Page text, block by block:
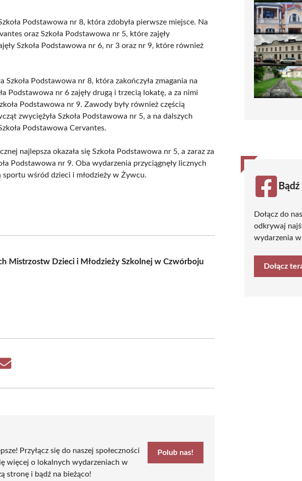
Podstawowa nr 8, która zdobyła pierwsze miejsce. Na
oraz Szkoła Podstawowa nr 5, które zajęły
Szkoła Podstawowa nr 6, nr 3 oraz nr 9, które również
Podstawowa nr 8, która zakończyła zmagania na
Podstawowa nr 6 zajęły drugą i trzecią lokatę, a za nimi
Podstawowa nr 9. Zawody były również częścią
zwyciężyła Szkoła Podstawowa nr 5, a na dalszych
Podstawowa Cervantes.
najlepsza okazała się Szkoła Podstawowa nr 5, a zaraz za
Podstawowa nr 9. Oba wydarzenia przyciągnęły licznych
wśród dzieci i młodzieży w Żywcu.
Mistrzostw Dzieci i Młodzieży Szkolnej w Czwórboju
Share
Przyłącz się do naszej społeczności
więcej o lokalnych wydarzeniach w
stronę i bądź na bieżąco!
Polub nas!
Dołącz do
odkrywaj
wydarzenia
Dołącz